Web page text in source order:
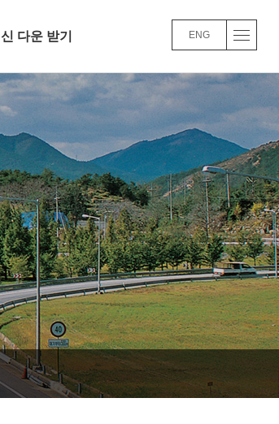
다운 받기
신 다운
후생
이저FAQ
업실적 품질/환경 경영
바로가기
ENG